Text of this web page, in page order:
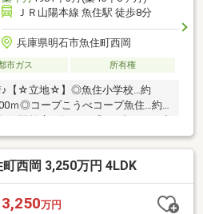
ＪＲ山陽本線 魚住駅 徒歩8分
兵庫県明石市魚住町西岡
市ガス 所有権
♪【☆立地☆】◎魚住小学校…約
ｍ◎コープこうべコープ魚住…約
住モール…約650ｍ
西岡 3,250万円 4LDK
3,250万円